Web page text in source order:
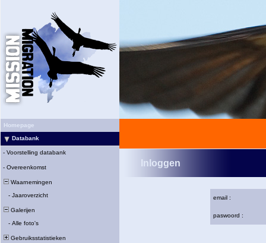
Homepage
Databank
- Voorstelling databank
- Overeenkomst
Waarnemingen
- Jaaroverzicht
Galerijen
- Alle foto's
Gebruiksstatistieken
Inloggen
email :
paswoord :